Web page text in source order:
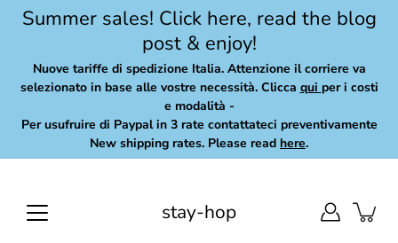
SkipSummer sales! Click here, read the blog
post & enjoy!
Nuove tariffe di spedizione Italia. Attenzione il corriere va
selezionato in base alle vostre necessità. Clicca qui per i costi
e modalità -
Per usufruire di Paypal in 3 rate contattateci preventivamente
New shipping rates. Please read here.
stay-hop